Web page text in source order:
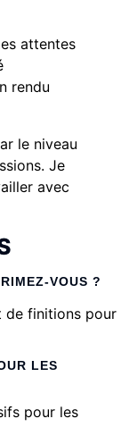
attentes
rendu
le niveau
Je
avec
VOUS ?
de finitions pour
LES
pour les